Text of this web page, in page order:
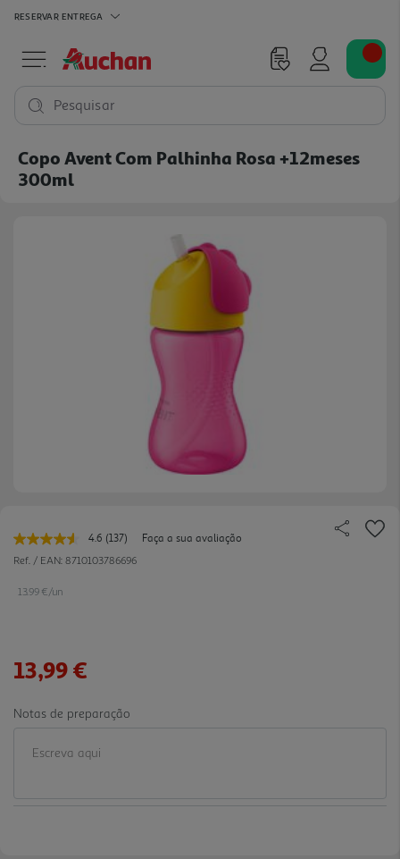
RESERVAR ENTREGA
Pesquisar
Copo Avent Com Palhinha Rosa +12meses
300ml
4.6 Leu
137
(137)
Faça a sua avaliação
Ref. / EAN: 8710103786696
13.99 €/un
13,99 €
Notas de preparação